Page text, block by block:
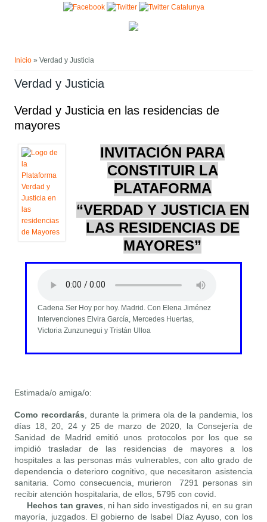
Pasar al contenido principal
Inicio » Verdad y Justicia
Verdad y Justicia
Verdad y Justicia en las residencias de
mayores
INVITACIÓN PARA
CONSTITUIR LA
PLATAFORMA
“VERDAD Y JUSTICIA EN
LAS RESIDENCIAS DE
MAYORES”
Cadena Ser Hoy por hoy. Madrid. Con Elena Jiménez
Intervenciones Elvira García, Mercedes Huertas,
Victoria Zunzunegui y Tristán Ulloa
Estimada/o amiga/o:
Como recordarás , durante la primera ola de la pandemia, los
días 18, 20, 24 y 25 de marzo de 2020, la Consejería de
Sanidad de Madrid emitió unos protocolos por los que se
impidió trasladar de las residencias de mayores a los
hospitales a las personas más vulnerables, con alto grado de
dependencia o deterioro cognitivo, que necesitaron asistencia
sanitaria. Como consecuencia, murieron 7291 personas sin
recibir atención hospitalaria, de ellos, 5795 con covid.
Hechos tan graves , ni han sido investigados ni, en su gran
mayoría, juzgados. El gobierno de Isabel Díaz Ayuso, con los